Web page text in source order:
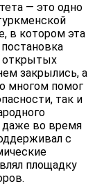
— это одно
в котором эта
открытых
закрылись, а
многом помог
так и
даже во время
с
площадку